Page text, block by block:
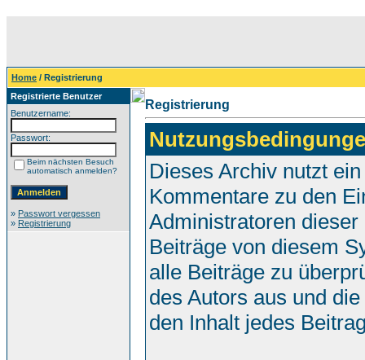
Home / Registrierung
Registrierte Benutzer
Benutzername:
Passwort:
Beim nächsten Besuch
automatisch anmelden?
» Passwort vergessen
» Registrierung
Registrierung
Dieses Archiv nutzt
Kommentare zu den
Administratoren
Beiträge von diesem
alle Beiträge zu
des Autors aus und
den Inhalt jedes